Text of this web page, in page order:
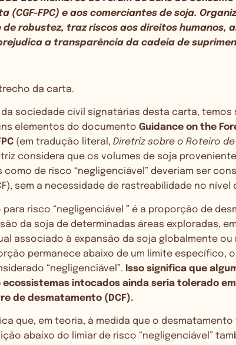
(CGF-FPC) e aos comerciantes de soja.
robustez, traz riscos aos direitos humanos,
a transparência da cadeia de
da carta.
sociedade civil signatárias desta carta, temos
elementos do documento Guidance on the
(em tradução literal, Diretriz sobre o Roteiro
considera que os volumes de soja
de risco “negligenciável” deveriam ser
sem a necessidade de rastreabilidade no nível
risco “negligenciável ” é a proporção de
da soja de determinadas áreas exploradas,
associado à expansão da soja globalmente
permanece abaixo de um limite específico,
“negligenciável”. Isso significa que
intocados ainda seria tolerado
de desmatamento (DCF).
que, em teoria, à medida que o
abaixo do limiar de risco “negligenciável”